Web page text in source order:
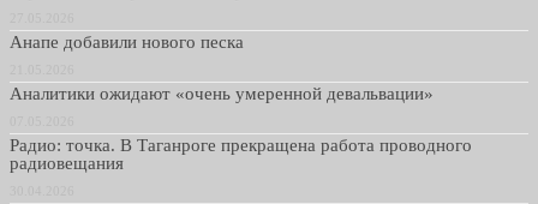
Анапе добавили нового песка
Аналитики ожидают «очень умеренной девальвации»
Радио: точка. В Таганроге прекращена работа проводного
радиовещания